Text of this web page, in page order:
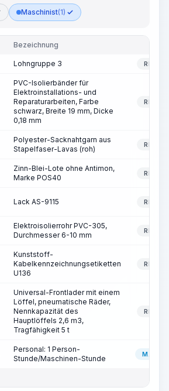
Maschinist(1)
Bezeichnung
Lohngruppe 3
PVC-Isolierbänder für
Elektroinstallations- und
Reparaturarbeiten, Farbe
schwarz, Breite 19 mm, Dicke
0,18 mm
Polyester-Sacknahtgarn aus
Stapelfaser-Lavas (roh)
Zinn-Blei-Lote ohne Antimon,
Marke POS40
Lack AS-9115
Elektroisolierrohr PVC-305,
Durchmesser 6-10 mm
Kunststoff-
Kabelkennzeichnungsetiketten
U136
Universal-Frontlader mit einem
Löffel, pneumatische Räder,
Nennkapazität des
Hauptlöffels 2,6 m3,
Tragfähigkeit 5 t
Personal: 1 Person-
Stunde/Maschinen-Stunde